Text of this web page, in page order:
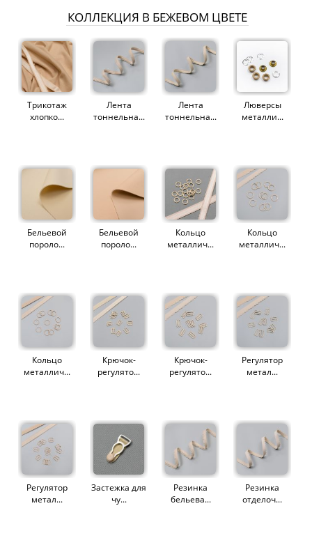
КОЛЛЕКЦИЯ В БЕЖЕВОМ ЦВЕТЕ
Трикотаж
хлопко...
Лента
тоннельна...
Лента
тоннельна...
Люверсы
металли...
Бельевой
пороло...
Бельевой
пороло...
Кольцо
металлич...
Кольцо
металлич...
Кольцо
металлич...
Крючок-
регулято...
Крючок-
регулято...
Регулятор
метал...
Регулятор
метал...
Застежка для
чу...
Резинка
бельева...
Резинка
отделоч...